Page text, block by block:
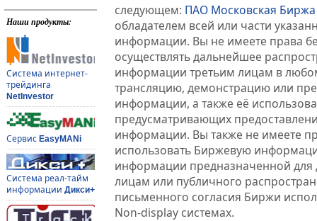
Наши продукты:
Система интернет-
трейдинга
NetInvestor
Сервис EasyMANi
Система реал-тайм
информации Дикси+
следующем: ПАО Московская Биржа
обладателем всей или части
информации. Вы не имеете права
осуществлять дальнейшее
информации третьим лицам в
трансляцию, демонстрацию или
информации, а также её
предусматривающих
информации. Вы также не имеете
использовать Биржевую
информации предназначенной для
лицам или публичного
письменного согласия Биржи
Non-display системах.